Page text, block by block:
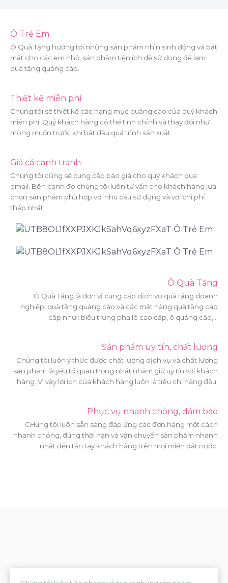
Ô Trẻ Em.
Ô Quà Tặng hướng tới những sản phẩm nhìn sinh động và bắt
mắt cho các em nhỏ, sản phậm tiện ích dễ sử dụng để lam
quà tặng quảng cáo.
Thiết kế miễn phí
Chúng tôi sẽ thiết kế các hạng mục quảng cáo của quý khách
miễn phí. Quý khách hàng có thể tinh chỉnh và thay đổi như
mong muốn trước khi bắt đầu quá trình sản xuất.
Giá cả cạnh tranh
Chúng tôi cũng sẽ cung cấp báo giá cho quý khách qua
email. Bên cạnh đó chúng tôi luôn tư vấn cho khách hàng lựa
chọn sản phẩm phù hợp với nhu cầu sử dụng và với chi phí
thấp nhất.
Ô Quà Tặng
Ô Quà Tặng là đơn vị cung cấp dịch vụ quà tặng doanh
nghiệp, quà tặng quảng cáo và các mặt hàng quà tặng cao
cấp như : biểu trưng pha lê cao cấp, ô quảng cáo,…
Sản phẩm uy tín, chất lượng
Chúng tôi luôn ý thức được chất lượng dịch vụ và chất lượng
sản phẩm là yếu tố quan trọng nhất nhằm giữ uy tín với khách
hàng. Vì vậy lợi ích của khách hàng luôn là tiêu chí hàng đầu.
Phục vụ nhanh chóng, đảm bảo
CHúng tôi luôn sẵn sàng đáp ứng các đơn hàng một cách
nhanh chóng, đúng thời hạn và vận chuyển sản phẩm nhanh
nhất đến tận tay khách hàng trên mọi miền đất nước.